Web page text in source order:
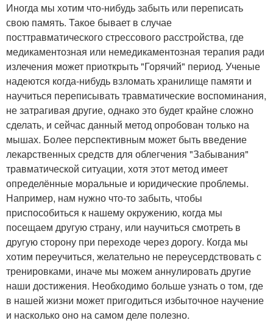
Иногда мы хотим что-нибудь забыть или переписать
свою память. Такое бывает в случае
посттравматического стрессового расстройства, где
медикаментозная или немедикаментозная терапия ради
излечения может приоткрыть "Горячий" период. Ученые
надеются когда-нибудь взломать хранилище памяти и
научиться переписывать травматические воспоминания,
не затрагивая другие, однако это будет крайне сложно
сделать, и сейчас данный метод опробован только на
мышах. Более перспективным может быть введение
лекарственных средств для облегчения "Забывания"
травматической ситуации, хотя этот метод имеет
определённые моральные и юридические проблемы.
Например, нам нужно что-то забыть, чтобы
приспособиться к нашему окружению, когда мы
посещаем другую страну, или научиться смотреть в
другую сторону при переходе через дорогу. Когда мы
хотим переучиться, желательно не переусердствовать с
тренировками, иначе мы можем аннулировать другие
наши достижения. Необходимо больше узнать о том, где
в нашей жизни может пригодиться избыточное научение
и насколько оно на самом деле полезно.